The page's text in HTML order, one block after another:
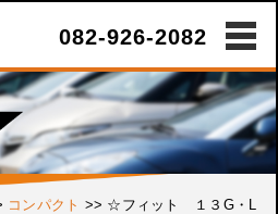
082-926-2082
コンパクト >> ☆フィット １３G・L